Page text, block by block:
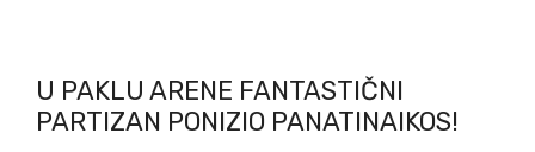
U PAKLU ARENE FANTASTIČNI
PARTIZAN PONIZIO PANATINAIKOS!